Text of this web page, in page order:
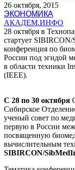
26 октября, 2015
ЭКОНОМИКА
АКАДЕМ.ИНФО
28 октября в
стартует
конференция по
России под эгидой
в области техники
(IEEE).
С 28 по 30 октября
Сибирское
ученый совет по
первую в России
посвященную
вычислительным
SIBIRCON/